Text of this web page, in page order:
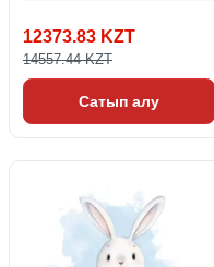
12373.83 KZT
14557.44 KZT
Сатып алу